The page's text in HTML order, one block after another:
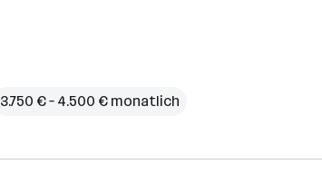
3.750 € – 4.500 € monatlich